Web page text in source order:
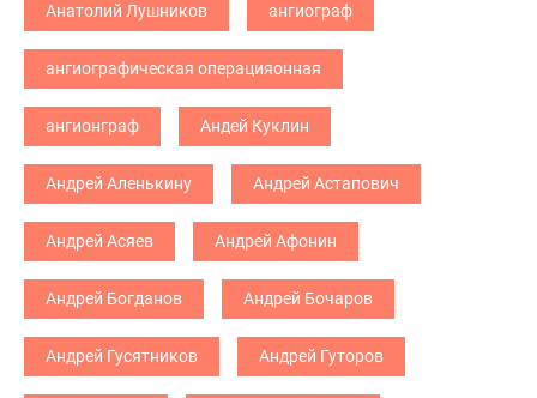
Анатолий Лушников ангиограф
ангиографическая операцияонная
ангионграф Андей Куклин
Андрей Аленькину Андрей Астапович
Андрей Асяев Андрей Афонин
Андрей Богданов Андрей Бочаров
Андрей Гусятников Андрей Гуторов